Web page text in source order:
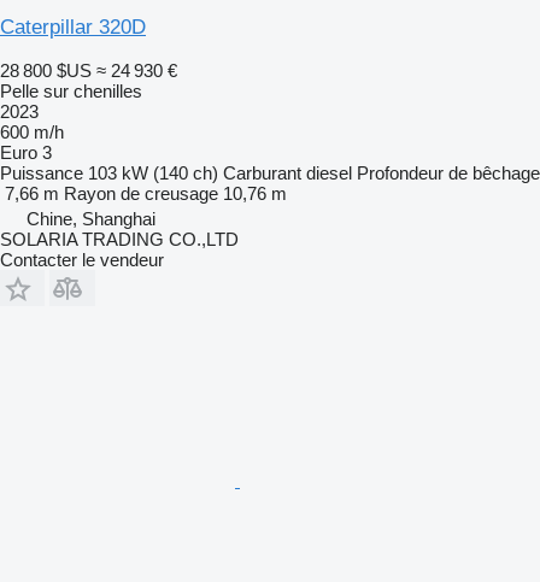
Caterpillar 320D
28 800 $US ≈ 24 930 €
Pelle sur chenilles
2023
600 m/h
Euro 3
Puissance 103 kW (140 ch) Carburant diesel Profondeur de bêchage
7,66 m Rayon de creusage 10,76 m
Chine, Shanghai
SOLARIA TRADING CO.,LTD
Contacter le vendeur